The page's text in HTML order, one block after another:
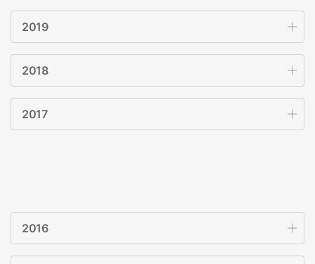
2019
2018
2017
2016